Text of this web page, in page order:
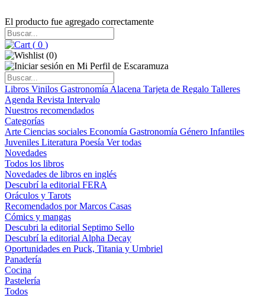
El producto fue agregado correctamente
( 0 )
(0)
Libros Vinilos Gastronomía Alacena Tarjeta de Regalo Talleres
Agenda Revista Intervalo
Nuestros recomendados
Categorías
Arte Ciencias sociales Economía Gastronomía Género Infantiles
Juveniles Literatura Poesía Ver todas
Novedades
Todos los libros
Novedades de libros en inglés
Descubrí la editorial FERA
Oráculos y Tarots
Recomendados por Marcos Casas
Cómics y mangas
Descubri la editorial Septimo Sello
Descubrí la editorial Alpha Decay
Oportunidades en Puck, Titania y Umbriel
Panadería
Cocina
Pastelería
Todos